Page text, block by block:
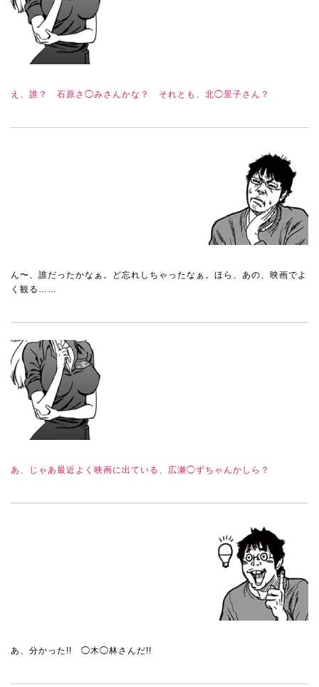
え、誰？ 石原さ◯みさんかな？ それとも、北◯景子さん？
ん〜、誰だったかなぁ。ど忘れしちゃったなぁ。ほら、あの、映画でよ
く観る……
あ、じゃあ最近よく映画に出ている、広瀬◯ずちゃんかしら？
あ、分かった!! ◯木◯林さんだ!!